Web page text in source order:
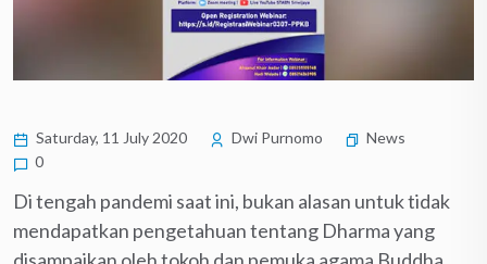
Saturday, 11 July 2020 Dwi Purnomo
News
0
Di tengah pandemi saat ini, bukan alasan untuk tidak
mendapatkan pengetahuan tentang Dharma yang